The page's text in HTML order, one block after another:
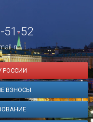
51-52
РОССИИ
ВЗНОСЫ